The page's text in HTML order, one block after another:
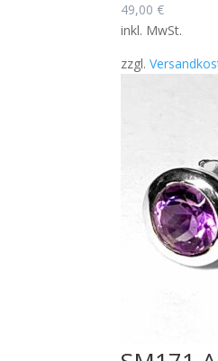
49,00 €
inkl. MwSt.
zzgl.